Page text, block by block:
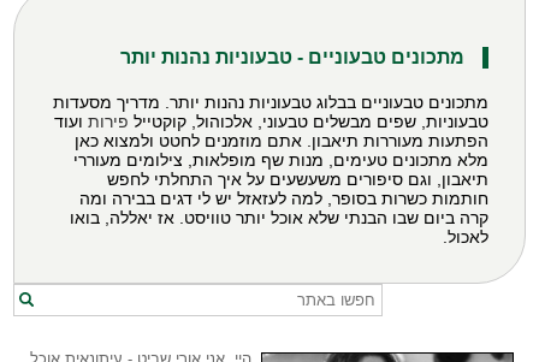
מתכונים טבעוניים - טבעוניות נהנות יותר
מתכונים טבעוניים בבלוג טבעוניות נהנות יותר. מדריך מסעדות
טבעוניות, שפים מבשלים טבעוני, אלכוהול, קוקטייל פירות ועוד
הפתעות מעוררות תיאבון. אתם מוזמנים לחטט ולמצוא כאן
מלא מתכונים טעימים, מנות שף מופלאות, צילומים מעוררי
תיאבון, וגם סיפורים משעשעים על איך התחלתי לחפש
חותמות כשרות בסופר, למה לעזאזל יש לי דגים בבירה ומה
קרה ביום שבו הבנתי שלא אוכל יותר טוויסט. אז יאללה, בואו
לאכול.